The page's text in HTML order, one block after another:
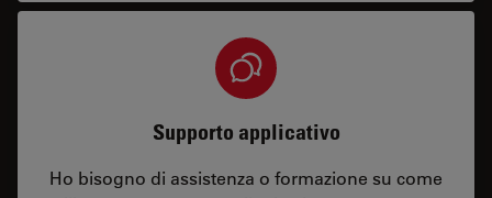
Supporto applicativo
Ho bisogno di assistenza o formazione su come